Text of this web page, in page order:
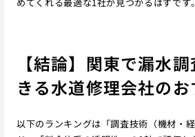
【結論】関東で漏水
きる水道修理会社の
以下のランキングは「調査技術（機材・